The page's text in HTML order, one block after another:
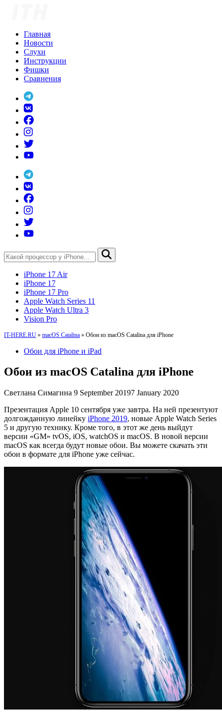
Главная
Новости
Слухи
Инструкции
Фишки
Сравнения
iPhone 17 Air
iPhone 17
iPhone 17 Pro
Apple Watch Series 11
Apple Watch Ultra 3
Vision Pro
IT-HERE.RU » macOS Catalina » Обои из macOS Catalina для iPhone
Обои для iPhone и iPad
Обои из macOS Catalina для iPhone
Светлана Симагина 9 September 20197 January 2020
Презентация Apple 10 сентября уже завтра. На ней презентуют
долгожданную линейку iPhone 2019, новые Apple Watch Series
5 и другую технику. Кроме того, в этот же день выйдут
версии «GM» tvOS, iOS, watchOS и macOS. В новой версии
macOS как всегда будут новые обои. Вы можете скачать эти
обои в формате для iPhone уже сейчас.